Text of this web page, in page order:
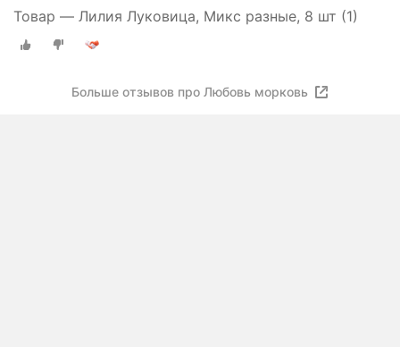
Товар — Лилия Луковица, Микс разные, 8 шт (1)
Больше отзывов про Любовь морковь